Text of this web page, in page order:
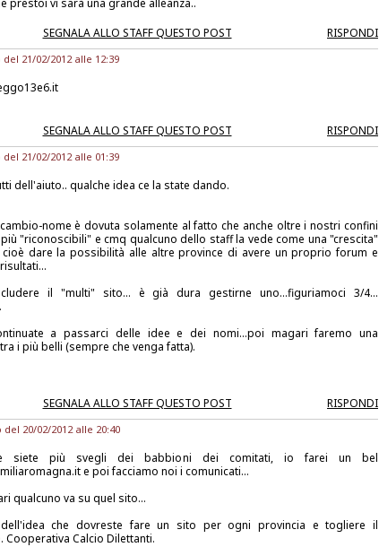
prestoi vi sarà una grande alleanza..
SEGNALA ALLO STAFF QUESTO POST
RISPONDI
21/02/2012 alle 12:39
SEGNALA ALLO STAFF QUESTO POST
RISPONDI
21/02/2012 alle 01:39
dell'aiuto.. qualche idea ce la state dando.
nome è dovuta solamente al fatto che anche oltre i nostri confini
"riconoscibili" e cmq qualcuno dello staff la vede come una "crescita"
cioè dare la possibilità alle altre province di avere un proprio forum e
il "multi" sito... è già dura gestirne uno...figuriamoci 3/4...
a passarci delle idee e dei nomi...poi magari faremo una
i più belli (sempre che venga fatta).
SEGNALA ALLO STAFF QUESTO POST
RISPONDI
20/02/2012 alle 20:40
siete più svegli dei babbioni dei comitati, io farei un bel
e poi facciamo noi i comunicati...
qualcuno va su quel sito...
dell'idea che dovreste fare un sito per ogni provincia e togliere il
Cooperativa Calcio Dilettanti.